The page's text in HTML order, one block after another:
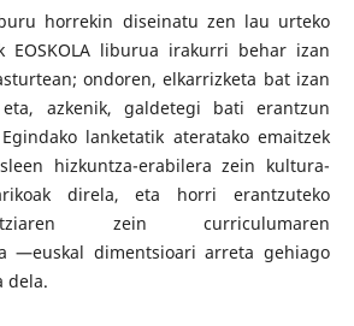
horrekin diseinatu zen lau urteko
EOSKOLA liburua irakurri behar izan
ondoren, elkarrizketa bat izan
azkenik, galdetegi bati erantzun
lanketatik ateratako emaitzek
hizkuntza-erabilera zein kultura-
direla, eta horri erantzuteko
zein curriculumaren
—euskal dimentsioari arreta gehiago
dela.